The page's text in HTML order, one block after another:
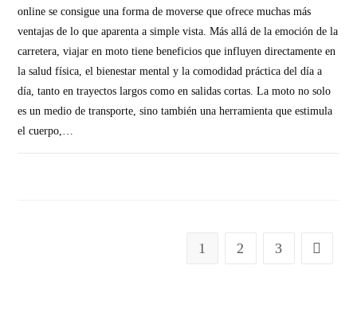
online se consigue una forma de moverse que ofrece muchas más
ventajas de lo que aparenta a simple vista. Más allá de la emoción de la
carretera, viajar en moto tiene beneficios que influyen directamente en
la salud física, el bienestar mental y la comodidad práctica del día a
día, tanto en trayectos largos como en salidas cortas. La moto no solo
es un medio de transporte, sino también una herramienta que estimula
el cuerpo,…
1 2 3